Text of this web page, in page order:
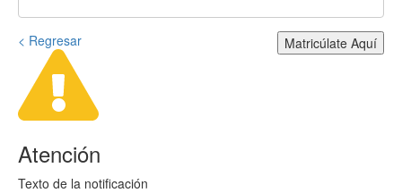
< Regresar Matricúlate Aquí
Atención
Texto de la notificación